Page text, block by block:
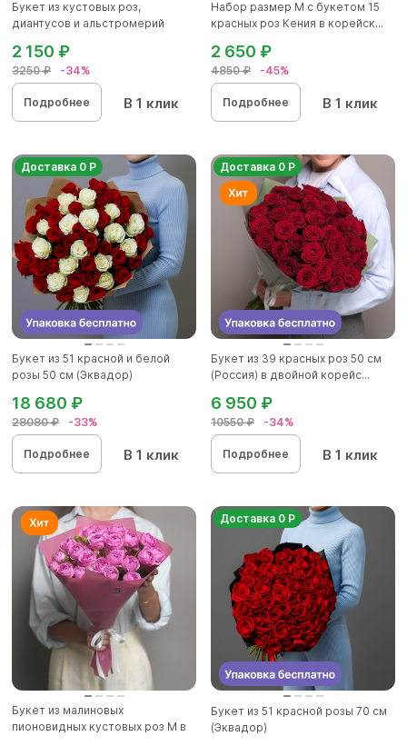
Букет из кустовых роз,
диантусов и альстромерий
3250 ₽ -34%
2 150 ₽
Подробнее В 1 клик
Набор размер M с букетом 15
красных роз Кения в корейск...
4850 ₽ -45%
2 650 ₽
Подробнее В 1 клик
Доставка 0 Р
Букет из 51 красной и белой
розы 50 см (Эквадор)
28080 ₽ -33%
18 680 ₽
Подробнее В 1 клик
Доставка 0 Р
Букет из 39 красных роз 50 см
(Россия) в двойной корейс...
10550 ₽ -34%
6 950 ₽
Подробнее В 1 клик
Букет из малиновых
пионовидных кустовых роз M в
Доставка 0 Р
Букет из 51 красной розы 70 см
(Эквадор)